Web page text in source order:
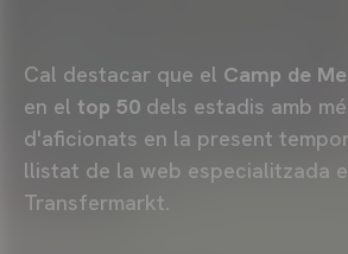
Cal destacar que el Camp de
en el top 50 dels estadis amb
d'aficionats en la present
llistat de la web especialitzada
Transfermarkt.